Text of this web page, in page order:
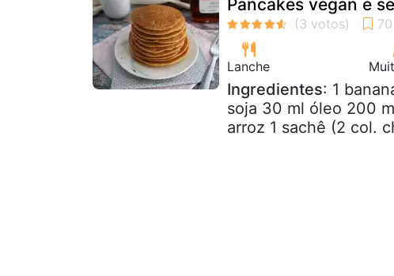
Pancakes vegan e
Lanche
Ingredientes: 1
soja 30 ml óleo 200
arroz 1 sachê (2 col.